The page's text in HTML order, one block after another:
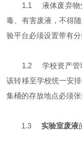
1.1 液体废弃物分
毒、有害废液，不得
验平台必须设置带有分
1.2 学校资产管理
该转移至学校统一安
集桶的存放地点必须
1.3实验室废液